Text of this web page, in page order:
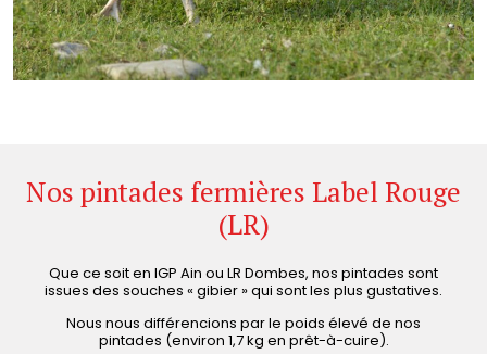
Nos pintades fermières Label Rouge
(LR)
Que ce soit en IGP Ain ou LR Dombes, nos pintades sont
issues des souches « gibier » qui sont les plus gustatives.
Nous nous différencions par le poids élevé de nos
pintades (environ 1,7 kg en prêt-à-cuire).